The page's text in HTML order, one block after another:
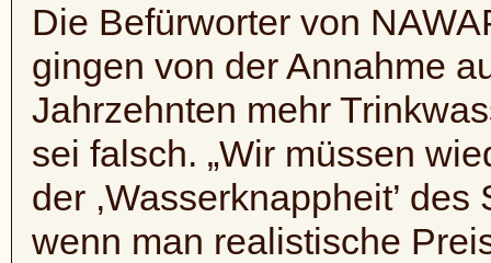
Die Befürworter von
gingen von der Annahme
Jahrzehnten mehr
sei falsch. „Wir müssen
der ,Wasserknappheit’
wenn man realistische